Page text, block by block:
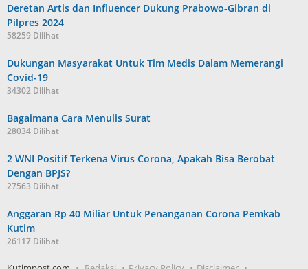
Deretan Artis dan Influencer Dukung Prabowo-Gibran di
Pilpres 2024
58259 Dilihat
Dukungan Masyarakat Untuk Tim Medis Dalam Memerangi
Covid-19
34302 Dilihat
Bagaimana Cara Menulis Surat
28034 Dilihat
2 WNI Positif Terkena Virus Corona, Apakah Bisa Berobat
Dengan BPJS?
27563 Dilihat
Anggaran Rp 40 Miliar Untuk Penanganan Corona Pemkab
Kutim
26117 Dilihat